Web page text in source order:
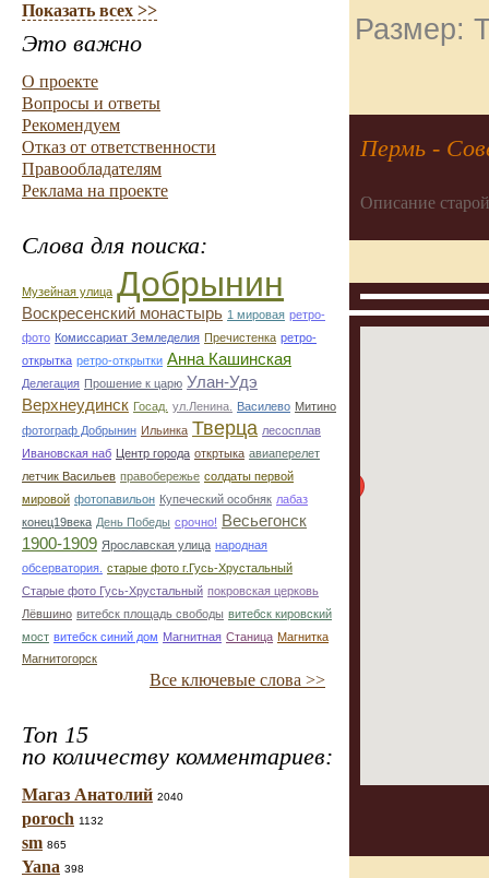
Показать всех >>
Это важно
О проекте
Вопросы и ответы
Рекомендуем
Отказ от ответственности
Правообладателям
Реклама на проекте
Слова для поиска:
Музейная улица Добрынин
Воскресенский монастырь 1 мировая ретро-
фото Комиссариат Земледелия Пречистенка ретро-
открытка ретро-открытки Анна Кашинская
Делегация Прошение к царю Улан-Удэ
Верхнеудинск Госад. ул.Ленина. Василево Митино
фотограф Добрынин Ильинка Тверца лесосплав
Ивановская наб Центр города откртыка авиаперелет
летчик Васильев правобережье солдаты первой
мировой фотопавильон Купеческий особняк лабаз
конец19века День Победы срочно! Весьегонск
1900-1909 Ярославская улица народная
обсерватория. старые фото г.Гусь-Хрустальный
Старые фото Гусь-Хрустальный покровская церковь
Лёвшино витебск площадь свободы витебск кировский
мост витебск синий дом Магнитная Станица Магнитка
Магнитогорск
Все ключевые слова >>
Топ 15
по количеству комментариев:
Магаз Анатолий 2040
poroch 1132
sm 865
Yana 398
Размер:
Пермь -
Описание